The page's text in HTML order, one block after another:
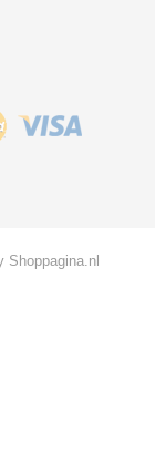
Shoppagina.nl